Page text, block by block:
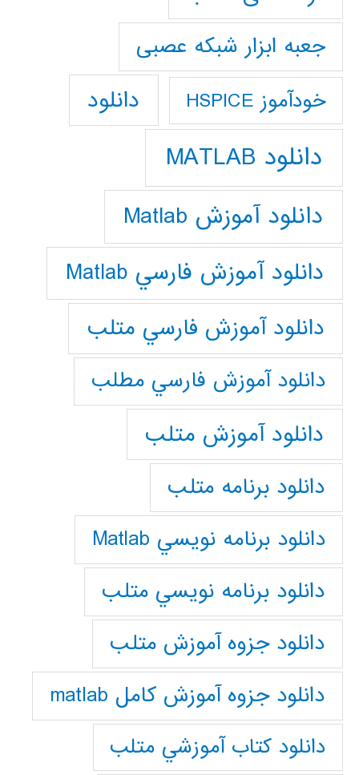
جعبه ابزار شبکه عصبی
خودآموز HSPICE دانلود
دانلود MATLAB
دانلود آموزش Matlab
دانلود آموزش فارسي Matlab
دانلود آموزش فارسي متلب
دانلود آموزش فارسي مطلب
دانلود آموزش متلب
دانلود برنامه متلب
دانلود برنامه نويسي Matlab
دانلود برنامه نويسي متلب
دانلود جزوه آموزش متلب
دانلود جزوه آموزش کامل matlab
دانلود كتاب آموزشي متلب